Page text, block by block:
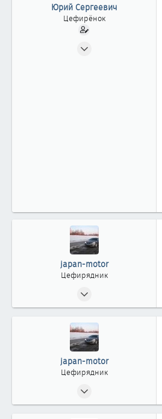
а
Юрий Сергеевич
Цефирёнок
japan-motor
Цефирядник
253
japan-motor
Цефирядник
253